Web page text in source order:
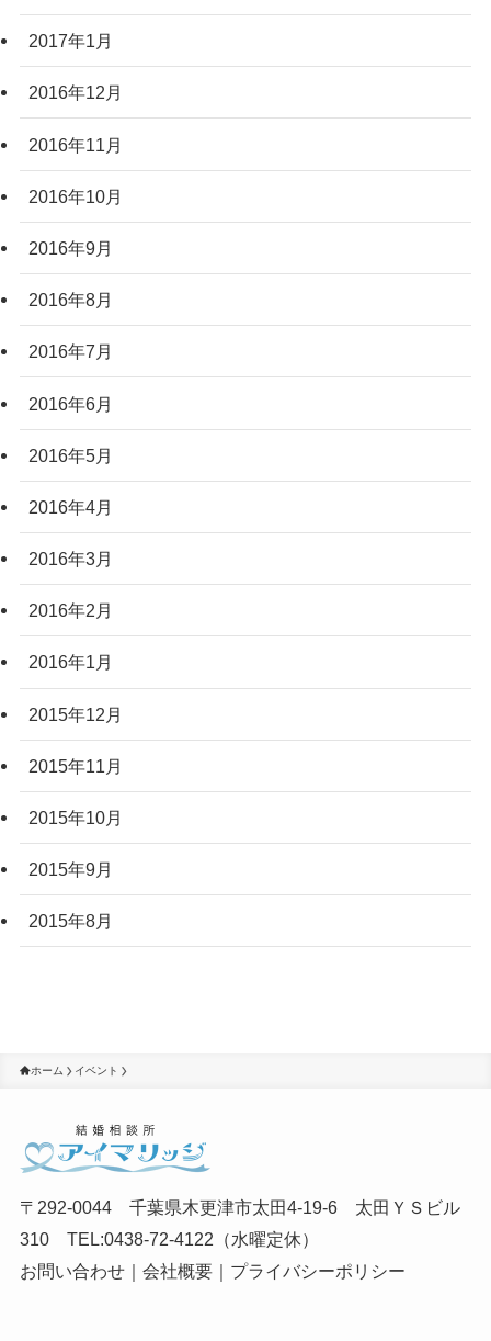
2017年1月
2016年12月
2016年11月
2016年10月
2016年9月
2016年8月
2016年7月
2016年6月
2016年5月
2016年4月
2016年3月
2016年2月
2016年1月
2015年12月
2015年11月
2015年10月
2015年9月
2015年8月
ホーム イベント
〒292-0044 千葉県木更津市太田4-19-6 太田ＹＳビル
310 TEL:0438-72-4122（水曜定休）
お問い合わせ｜ 会社概要｜ プライバシーポリシー